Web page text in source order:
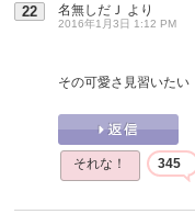
22 名無しだＪ より
2016年1月3日 1:12 PM
その可愛さ見習いたい
それな！ 345